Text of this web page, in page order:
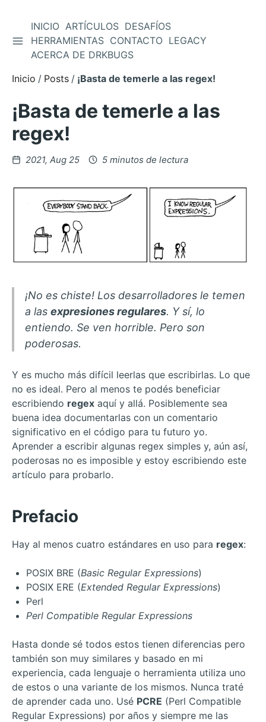
Saltar
contenido
ALTERNAR BARRA LATERAL
INICIO ARTÍCULOS DESAFÍOS
HERRAMIENTAS CONTACTO LEGACY
ACERCA DE DRKBUGS
Inicio
Posts ¡Basta de temerle a las regex!
¡Basta de temerle a las
regex!
Posteado
2021, Aug 25 5 minutos de lectura
¡No es chiste! Los desarrolladores le temen
a las expresiones regulares. Y sí, lo
entiendo. Se ven horrible. Pero son
poderosas.
Y es mucho más difícil leerlas que escribirlas. Lo que
no es ideal. Pero al menos te podés beneficiar
escribiendo regex aquí y allá. Posiblemente sea
buena idea documentarlas con un comentario
significativo en el código para tu futuro yo.
Aprender a escribir algunas regex simples y, aún así,
poderosas no es imposible y estoy escribiendo este
artículo para probarlo.
Prefacio
Hay al menos cuatro estándares en uso para regex:
POSIX BRE (Basic Regular Expressions)
POSIX ERE (Extended Regular Expressions)
Perl
Perl Compatible Regular Expressions
Hasta donde sé todos estos tienen diferencias pero
también son muy similares y basado en mi
experiencia, cada lenguaje o herramienta utiliza uno
de estos o una variante de los mismos. Nunca traté
de aprender cada uno. Usé PCRE (Perl Compatible
Regular Expressions) por años y siempre me las